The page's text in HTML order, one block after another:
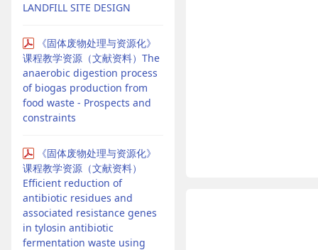
LANDFILL SITE DESIGN
《固体废物处理与资源化》
课程教学资源（文献资料）The
anaerobic digestion process
of biogas production from
food waste - Prospects and
constraints
《固体废物处理与资源化》
课程教学资源（文献资料）
Efficient reduction of
antibiotic residues and
associated resistance genes
in tylosin antibiotic
fermentation waste using